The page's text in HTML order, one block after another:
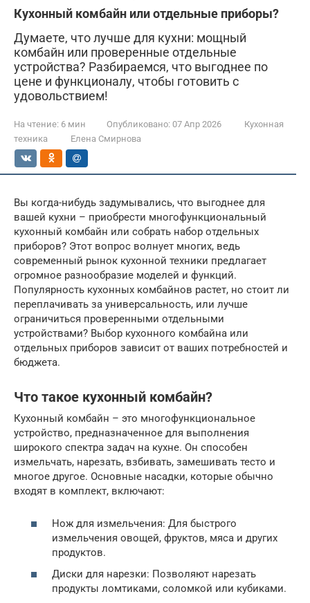
Кухонный комбайн или отдельные приборы?
Думаете, что лучше для кухни: мощный
комбайн или проверенные отдельные
устройства? Разбираемся, что выгоднее по
цене и функционалу, чтобы готовить с
удовольствием!
На чтение: 6 мин Опубликовано: 07 Апр 2026
Кухонная
техника
Елена Смирнова
Вы когда-нибудь задумывались, что выгоднее для
вашей кухни – приобрести многофункциональный
кухонный комбайн или собрать набор отдельных
приборов? Этот вопрос волнует многих, ведь
современный рынок кухонной техники предлагает
огромное разнообразие моделей и функций.
Популярность кухонных комбайнов растет, но стоит ли
переплачивать за универсальность, или лучше
ограничиться проверенными отдельными
устройствами? Выбор кухонного комбайна или
отдельных приборов зависит от ваших потребностей и
бюджета.
Что такое кухонный комбайн?
Кухонный комбайн – это многофункциональное
устройство, предназначенное для выполнения
широкого спектра задач на кухне. Он способен
измельчать, нарезать, взбивать, замешивать тесто и
многое другое. Основные насадки, которые обычно
входят в комплект, включают:
Нож для измельчения: Для быстрого
измельчения овощей, фруктов, мяса и других
продуктов.
Диски для нарезки: Позволяют нарезать
продукты ломтиками, соломкой или кубиками.